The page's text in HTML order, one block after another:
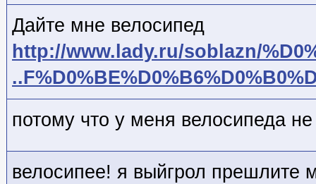
Дайте мне велосипед
http://www.lady.ru/soblazn/
потому что у меня велосипеда
велосипее! я выйгрол прешлите